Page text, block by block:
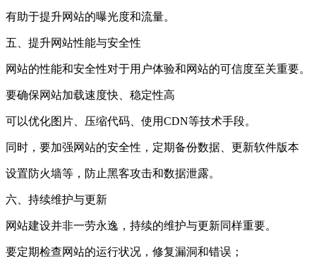
有助于提升网站的曝光度和流量。
五、提升网站性能与安全性
网站的性能和安全性对于用户体验和网站的可信度至关重要。
要确保网站加载速度快、稳定性高
可以优化图片、压缩代码、使用CDN等技术手段。
同时，要加强网站的安全性，定期备份数据、更新软件版本
设置防火墙等，防止黑客攻击和数据泄露。
六、持续维护与更新
网站建设并非一劳永逸，持续的维护与更新同样重要。
要定期检查网站的运行状况，修复漏洞和错误；